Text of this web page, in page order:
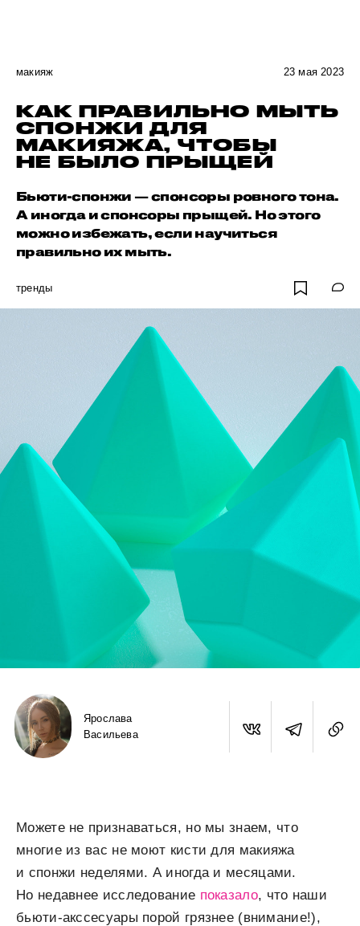
макияж 23 мая 2023
КАК ПРАВИЛЬНО МЫТЬ
СПОНЖИ ДЛЯ
МАКИЯЖА, ЧТОБЫ
НЕ БЫЛО ПРЫЩЕЙ
Бьюти-спонжи — спонсоры ровного тона.
А иногда и спонсоры прыщей. Но этого
можно избежать, если научиться
правильно их мыть.
тренды
Ярослава
Васильева
Можете не признаваться, но мы знаем, что
многие из вас не моют кисти для макияжа
и спонжи неделями. А иногда и месяцами.
Но недавнее исследование показало, что наши
бьюти-акссесуары порой грязнее (внимание!),